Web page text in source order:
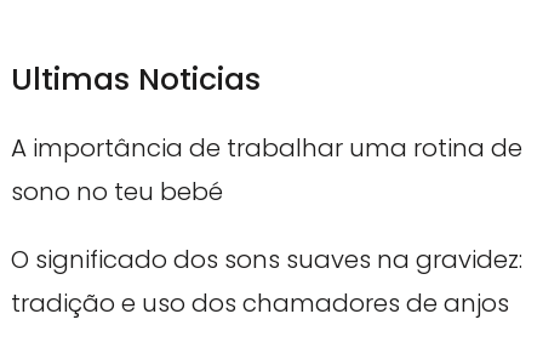
Ultimas Noticias
A importância de trabalhar uma rotina de
sono no teu bebé
O significado dos sons suaves na gravidez:
tradição e uso dos chamadores de anjos